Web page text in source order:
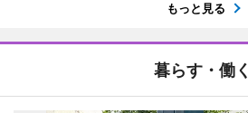
もっと見る
暮らす・働く